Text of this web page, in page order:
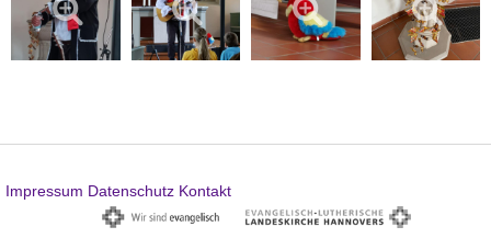
Impressum Datenschutz Kontakt